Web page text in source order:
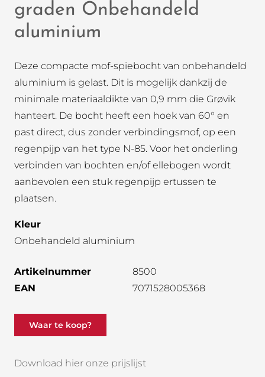
graden Onbehandeld
aluminium
Deze compacte mof-spiebocht van onbehandeld
aluminium is gelast. Dit is mogelijk dankzij de
minimale materiaaldikte van 0,9 mm die Grøvik
hanteert. De bocht heeft een hoek van 60° en
past direct, dus zonder verbindingsmof, op een
regenpijp van het type N-85. Voor het onderling
verbinden van bochten en/of ellebogen wordt
aanbevolen een stuk regenpijp ertussen te
plaatsen.
Kleur
Onbehandeld aluminium
Artikelnummer
8500
EAN
7071528005368
Waar te koop?
Download hier onze prijslijst